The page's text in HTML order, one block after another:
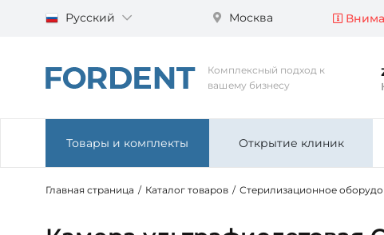
Русский Москва
Комплексный подход к
вашему бизнесу
Товары и комплекты Открытие клиник
Главная страница / Каталог товаров / Стерилизационное